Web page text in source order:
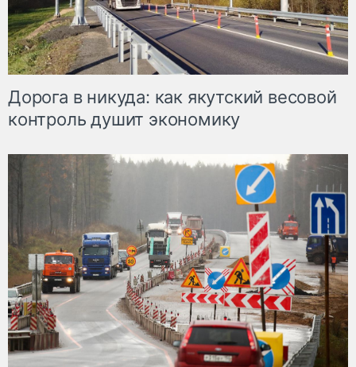
Дорога в никуда: как якутский весовой
контроль душит экономику